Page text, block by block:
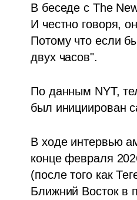
В беседе с The
И честно говоря,
Потому что если
двух часов".
По данным NYT,
был инициирован
В ходе интервью
конце февраля
(после того как
Ближний Восток в